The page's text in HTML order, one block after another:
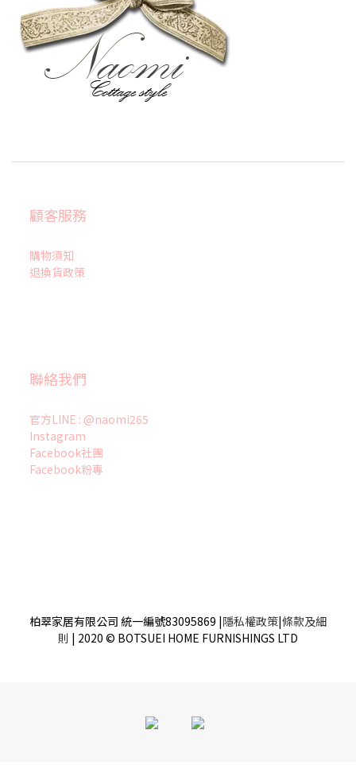
顧客服務
購物須知
退換貨政策
聯絡我們
官方LINE : @naomi265
Instagram
Facebook社團
Facebook粉專
柏翠家居有限公司 統一編號83095869 |隱私權政策|條款及細
則 | 2020 © BOTSUEI HOME FURNISHINGS LTD